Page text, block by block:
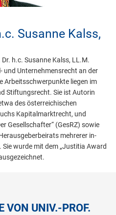
Susanne Kalss,
h.c. Susanne Kalss, LL.M.
und Unternehmensrecht an der
Arbeitsschwerpunkte liegen im
Stiftungsrecht. Sie ist Autorin
des österreichischen
Kapitalmarktrecht, und
Gesellschafter“ (GesRZ) sowie
mehrerer in-
wurde mit dem „Justitia Award
VON UNIV.-PROF.